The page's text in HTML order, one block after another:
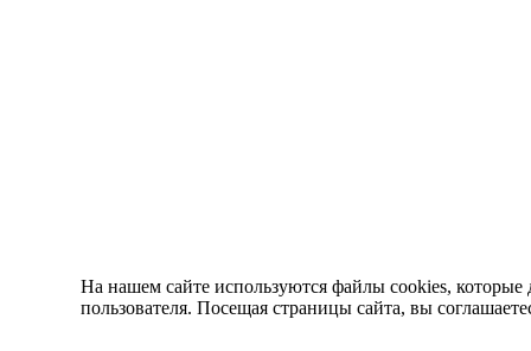
На нашем сайте используются файлы cookies, которые
пользователя. Посещая страницы сайта, вы